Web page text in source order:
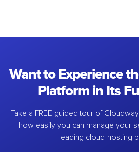
Want to Experience
Platform in Its
Take a FREE guided tour of
how easily you can manage your
leading cloud-hosting